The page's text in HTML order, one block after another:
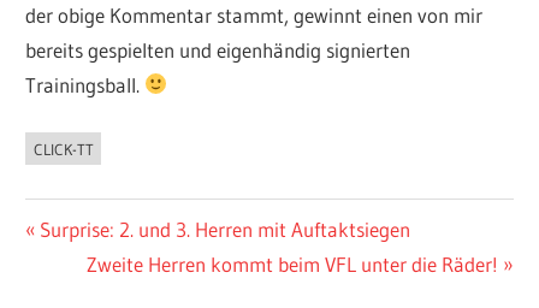
der obige Kommentar stammt, gewinnt einen von mir
bereits gespielten und eigenhändig signierten
Trainingsball.
ALLGEMEIN
CLICK-TT
Beitragsnavigation
Vorheriger
Beitrag:
Surprise: 2. und 3. Herren mit Auftaktsiegen
Nächster
Zweite Herren kommt beim VFL unter die Räder!